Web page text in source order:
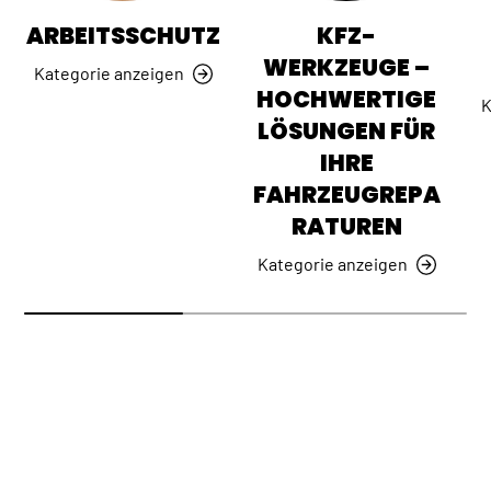
ARBEITSSCHUTZ
Kategorie anzeigen
KFZ-
WERKZEUGE –
HOCHWERTIGE
LÖSUNGEN FÜR
IHRE
FAHRZEUGREPA
RATUREN
Kategorie anzeigen